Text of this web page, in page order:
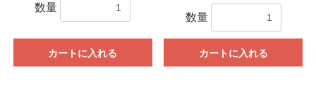
数量
カートに入れる
数量
カートに入れる